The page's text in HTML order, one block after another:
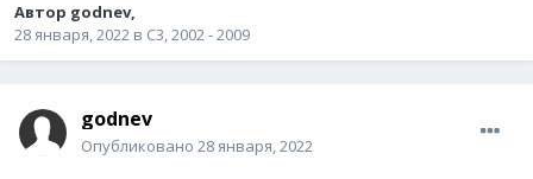
Автор godnev,
28 января, 2022 в C3, 2002 - 2009
godnev
Опубликовано 28 января, 2022